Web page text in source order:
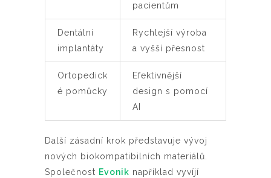
pacientům
Dentální
implantáty
Rychlejší výroba
a vyšší přesnost
Ortopedick
é pomůcky
Efektivnější
design s pomocí
AI
Další zásadní krok představuje vývoj
nových biokompatibilních materiálů.
Společnost Evonik například vyvíjí